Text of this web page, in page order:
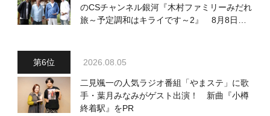
のCSチャンネル銀河『木村ファミリーみだれ
旅～予定調和はキライです～2』 8月8日
2026.08.05
二見颯一の人気ラジオ番組「やまステ」に歌
手・葉月みなみがゲスト出演！ 新曲『小樽
終着駅』をPR